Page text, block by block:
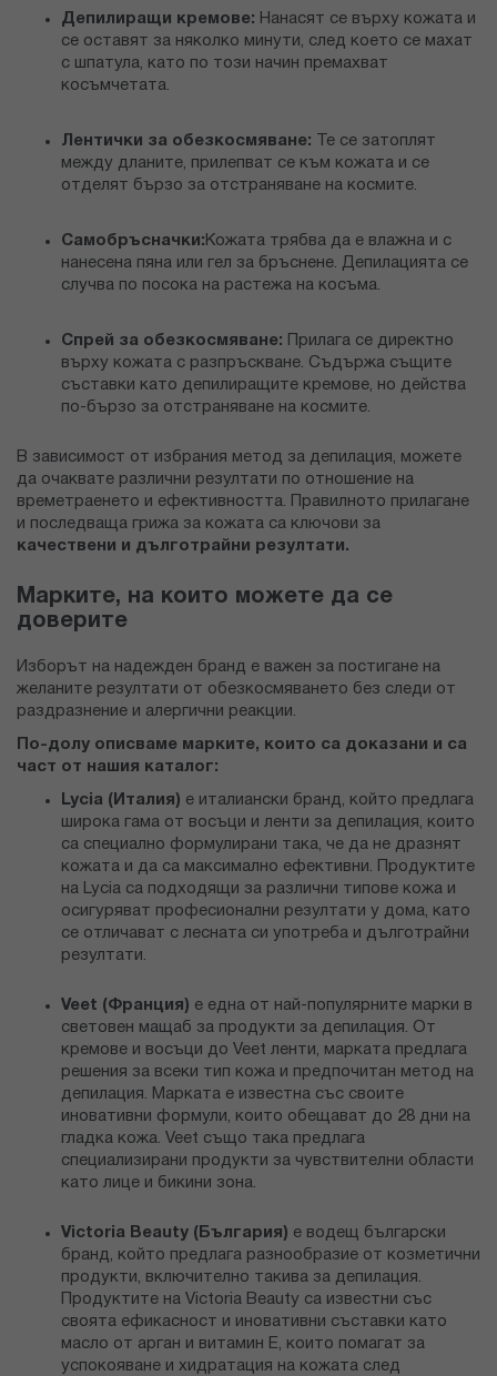
Депилиращи кремове: Нанасят се върху кожата и
се оставят за няколко минути, след което се махат
с шпатула, като по този начин премахват
косъмчетата.
Лентички за обезкосмяване: Те се затоплят
между дланите, прилепват се към кожата и се
отделят бързо за отстраняване на космите.
Самобръсначки: Кожата трябва да е влажна и с
нанесена пяна или гел за бръснене. Депилацията се
случва по посока на растежа на косъма.
Спрей за обезкосмяване:
Прилага се директно
върху кожата с разпръскване. Съдържа същите
съставки като депилиращите кремове, но действа
по-бързо за отстраняване на космите.
В зависимост от избрания метод за депилация, можете
да очаквате различни резултати по отношение на
времетраенето и ефективността. Правилното прилагане
и последваща грижа за кожата са ключови за
качествени и дълготрайни резултати.
Марките, на които можете да се
доверите
Изборът на надежден бранд е важен за постигане на
желаните резултати от обезкосмяването без следи от
раздразнение и алергични реакции.
По-долу описваме марките, които са доказани и са
част от нашия каталог:
Lycia (Италия) e италиански бранд, който предлага
широка гама от восъци и ленти за депилация, които
са специално формулирани така, че да не дразнят
кожата и да са максимално ефективни. Продуктите
на Lycia са подходящи за различни типове кожа и
осигуряват професионални резултати у дома, като
се отличават с лесната си употреба и дълготрайни
резултати.
Veet (Франция) е една от най-популярните марки в
световен мащаб за продукти за депилация. От
кремове и восъци до Veet ленти, марката предлага
решения за всеки тип кожа и предпочитан метод на
депилация. Марката е известна със своите
иновативни формули, които обещават до 28 дни на
гладка кожа. Veet също така предлага
специализирани продукти за чувствителни области
като лице и бикини зона.
Victoria Beauty (България) е водещ български
бранд, който предлага разнообразие от козметични
продукти, включително такива за депилация.
Продуктите на Victoria Beauty са известни със
своята ефикасност и иновативни съставки като
масло от арган и витамин Е, които помагат за
успокояване и хидратация на кожата след